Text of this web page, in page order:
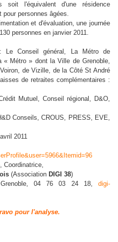
l'équivalent d'une résidence
personnes âgées.
et d'évaluation, une journée
personnes en janvier 2011.
Le Conseil général, La Métro de
« Métro » dont la Ville de Grenoble,
de Vizille, de la Côté St André
de retraites complémentaires :
Mutuel, Conseil régional, D&O,
Conseils, CROUS, PRESS, EVE,
2011
, Coordinatrice,
(Association DIGI 38)
04 76 03 24 18, digi-
pour l'analyse.